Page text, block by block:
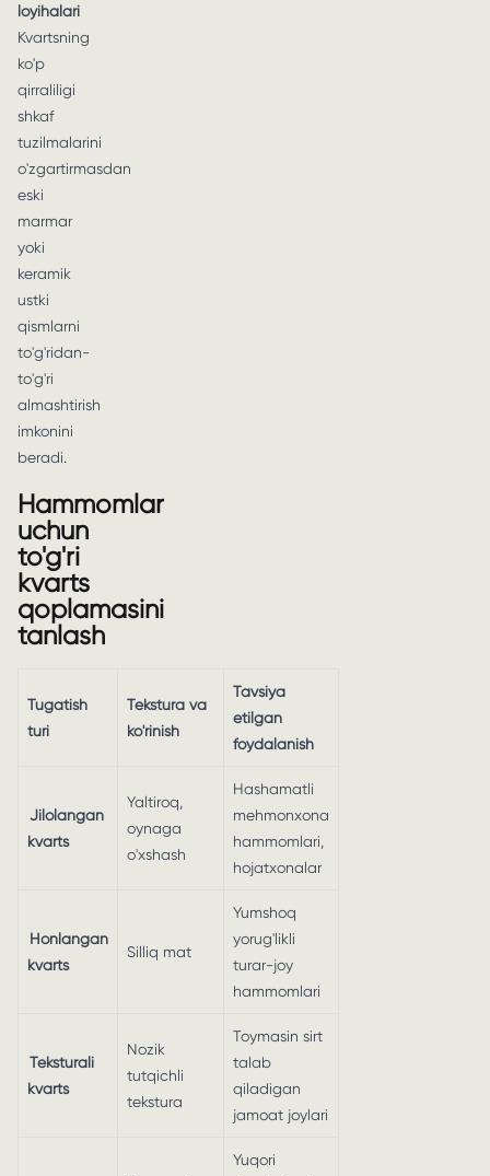
loyihalari
Kvartsning
ko'p
qirraliligi
shkaf
tuzilmalarini
o'zgartirmasdan
eski
marmar
yoki
keramik
ustki
qismlarni
to'g'ridan-
to'g'ri
almashtirish
imkonini
beradi.
Hammomlar
uchun
to'g'ri
kvarts
qoplamasini
tanlash
Tugatish
turi
Tekstura va
ko'rinish
Tavsiya
etilgan
foydalanish
Jilolangan
kvarts
Yaltiroq,
oynaga
o'xshash
Hashamatli
mehmonxona
hammomlari,
hojatxonalar
Honlangan
kvarts
Silliq mat
Yumshoq
yorug'likli
turar-joy
hammomlari
Teksturali
kvarts
Nozik
tutqichli
tekstura
Toymasin sirt
talab
qiladigan
jamoat joylari
Yuqori